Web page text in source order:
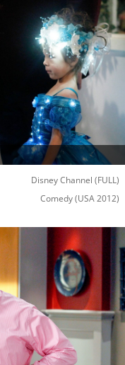
Disney Channel (FULL)
Comedy(USA 2012)